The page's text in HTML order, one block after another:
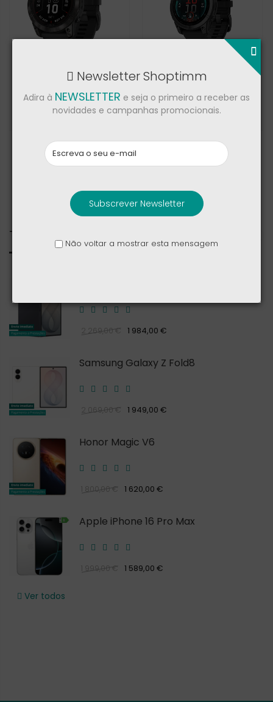
Garmin fēnix® 7X Pro
609,00 €
Garmin fēnix® E
600,00 € 435,00 €
Todos
2 269,00 € 1 984,00 €
Samsung Galaxy Z Fold8
2 069,00 € 1 949,00 €
Honor Magic V6
1 800,00 € 1 620,00 €
Apple iPhone 16 Pro Max
1 999,00 € 1 589,00 €
Ver todos
Newsletter Shoptimm
Adira à NEWSLETTER e seja o primeiro a receber as
novidades e campanhas promocionais.
Subscrever Newsletter
Não voltar a mostrar esta mensagem